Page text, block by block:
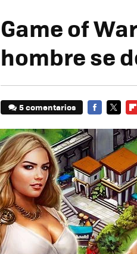
Game of
hombre se
5 comentarios